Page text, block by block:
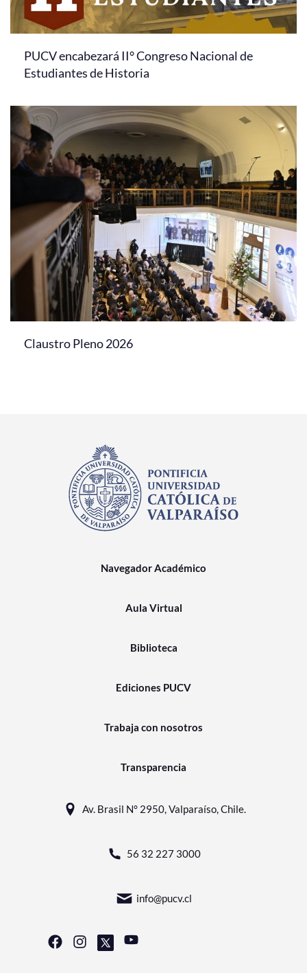
PUCV encabezará II° Congreso Nacional de
Estudiantes de Historia
Claustro Pleno 2026
Navegador Académico
Aula Virtual
Biblioteca
Ediciones PUCV
Trabaja con nosotros
Transparencia
Av. Brasil N° 2950, Valparaíso, Chile.
56 32 227 3000
info@pucv.cl